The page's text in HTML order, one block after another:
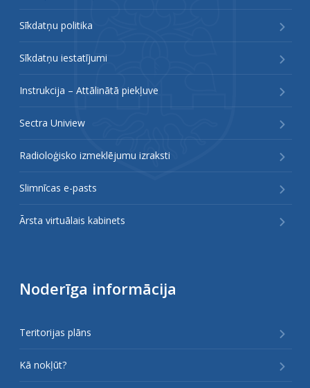
Sīkdatņu politika
Sīkdatņu iestatījumi
Instrukcija – Attālinātā piekļuve
Sectra Uniview
Radioloģisko izmeklējumu izraksti
Slimnīcas e-pasts
Ārsta virtuālais kabinets
Noderīga informācija
Teritorijas plāns
Kā nokļūt?